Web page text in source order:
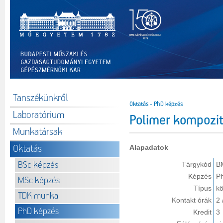
Tanszékünkről
Laboratórium
Munkatársak
Oktatás
BSc képzés
MSc képzés
TDK munka
PhD képzés
Oktatás - PhD képzés
Polimer
Alapadatok
Tárgykód
Képzés
Típus
Kontakt órák
2
Kredit 3